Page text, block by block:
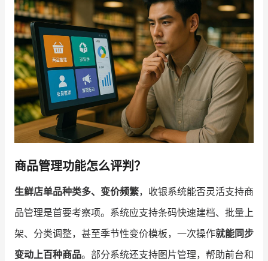
增长俱乐部 有赞商盟
商家社区 社群交流
合作共进
入驻有赞 认证代理商
认证服务商 设计服务商
有赞云 数据通服务
商品管理功能怎么评判？
生鲜店单品种类多、变价频繁，收银系统能否灵活支持商
品管理是首要考察项。系统应支持条码快速建档、批量上
架、分类调整，甚至季节性变价模板，一次操作就能同步
变动上百种商品。部分系统还支持图片管理，帮助前台和